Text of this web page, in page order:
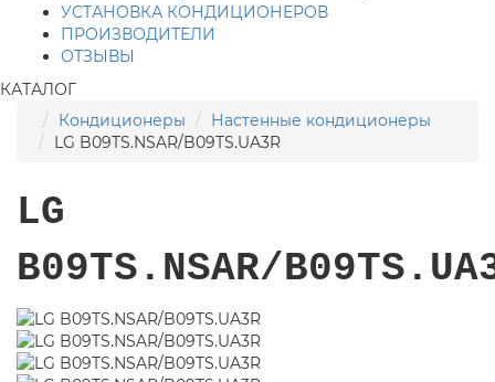
УСТАНОВКА КОНДИЦИОНЕРОВ
ПРОИЗВОДИТЕЛИ
ОТЗЫВЫ
КАТАЛОГ
Кондиционеры
Настенные кондиционеры
LG B09TS.NSAR/B09TS.UA3R
LG
B09TS.NSAR/